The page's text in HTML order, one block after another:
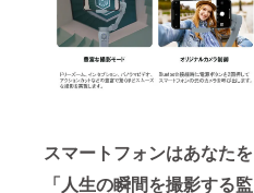
スマートフォンはあなたを
「人生の瞬間を撮影する監